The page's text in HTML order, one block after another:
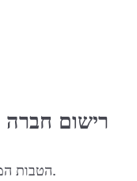
רישום חברה
הטבות המס למפעלי תיירות הוארכו עד 2026.